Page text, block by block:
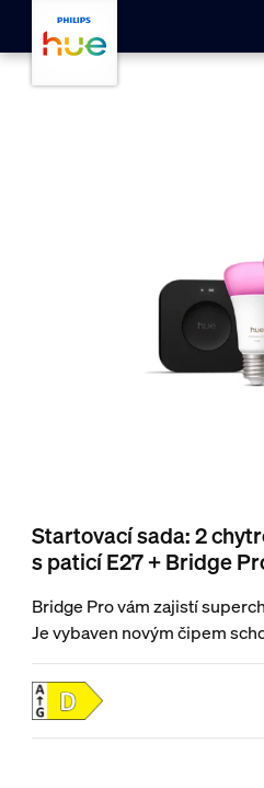
Startovací sada: 2
s paticí E27 + Bridge
Bridge Pro vám zajistí
Je vybaven novým čipem
algoritmy a umělou
výkonnější než kdy dřív.
žárovek White and Color
v jakémkoli místnosti